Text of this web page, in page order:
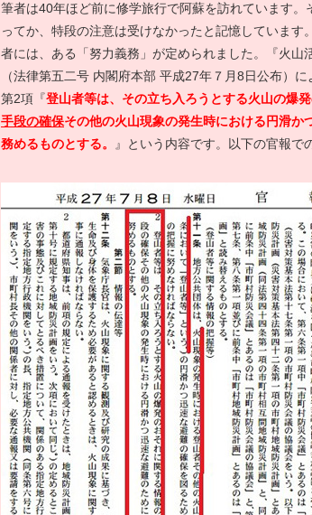
筆者は40年ほど前に修学旅行で阿蘇を訪れています
ってか、特段の注意は受けなかったと記憶していま
者には、ある「努力義務」が定められました。『火山
（法律第五二号 内閣府本部 平成27年７月8日公布）
第2項『登山者等は、その立ち入ろうとする火山の爆
手段の確保その他の火山現象の発生時における円滑か
務めるものとする。
』という内容です。以下の官報で